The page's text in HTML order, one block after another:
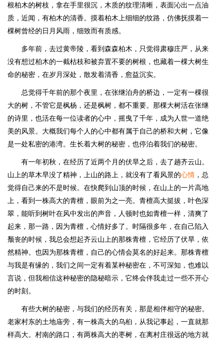
根柏木的树枝，拿在手里很沉，木质的纹理清晰，表面沁出一点油
质，近闻，有柏木的清香。摸着柏木上细细的纹路，仿佛抚摸着一
棵树曾经的日月风雨，细致而有质感。
多年前，去过黄帝陵，看到森森柏木，只觉得肃穆庄严，从来
没有想过柏木的一截枯枝和被弃置不要的树根，也藏着一棵大树生
命的秘密，在岁月深处，散发着清香，愈益沉实。
总觉得千年前的那个夜里，在张继泊舟的桥边，一定有一棵很
大的树，不管它是枫杨，还是枫树，都不重要。那棵大树活在张继
的诗里，也活在每一位读者的心中，摇曳了千年，成为人世一道绝
美的风景。大概我们每个人的心中都有属于自己的桥和大树，它像
是一处私密的港湾。生长着大树的秘密，也停泊着我们的秘密。
有一年初秋，在经历了近两个月的伏旱之后，去了趟齐云山。
山上的草木早没了精神，上山的路上，就没有了看风景的心情 ，总
觉得自己来的不是时候。在快爬到山顶的时候，在山上的一片高地
上，看到一株高大的青檀，眼前为之一亮。青檀高大挺拔，叶色深
翠，能听到树叶在风中发出的声音，人顿时也如青檀一样，清爽了
起来，那一路，因为青檀，心情好多了。时隔很多年，在自己陷入
颓丧的时候，我总会想起齐云山上的那株青檀，它经历了伏旱，依
然精神。也因为那株青檀，自己的心情会莫名的好起来。那株青檀
与我是有缘的，我们之间一定有着某种秘密在，不可深知，也难以
言说，但我相信这种秘密的隐秘暗示，它终会伴我走过一些不开心
的时刻。
有些大树的秘密，与我们的经历有关，那是相伴相守的秘密。
老家村东的土地庙旁，有一株高大的乌桕，从我记事起，一直就那
样高大。村南的路口，有两株高大的枣树，在离村庄很远的地方就